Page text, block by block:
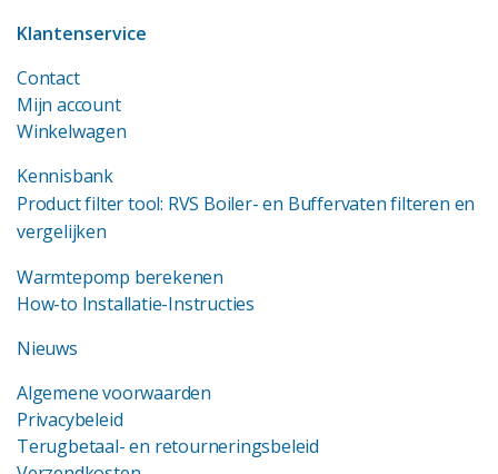
Klantenservice
Contact
Mijn account
Winkelwagen
Kennisbank
Product filter tool: RVS Boiler- en Buffervaten filteren en
vergelijken
Warmtepomp berekenen
How-to Installatie-Instructies
Nieuws
Algemene voorwaarden
Privacybeleid
Terugbetaal- en retourneringsbeleid